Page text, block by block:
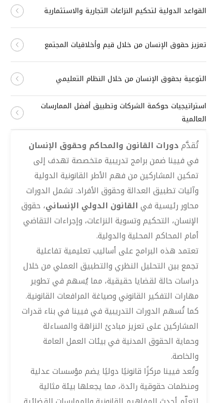
القواعد الدولية لتحكيم النزاعات التجارية والاستثمارية
تعزيز حقوق الإنسان من خلال قيم وأخلاقيات المجتمع
التوعية بحقوق الإنسان من خلال النظام التعليمي
استراتيجيات حوكمة الشركات وتطبيق أفضل الممارسات
العالمية
تُقدَّمدورات القانون والمحاكم وحقوق الإنسان
في فيينا ضمن برامج تدريبية متخصصة تهدف إلى
تمكين المشاركين من فهم الأطر القانونية الدولية
وآليات تطبيق العدالة وحقوق الأفراد. تشمل الدورات
محاور رئيسية فيالقانون الدولي الإنساني، حقوق
الإنسان، التحكيم وتسوية النزاعات، وإجراءات التقاضي
أمام المحاكم المحلية والدولية.
تعتمد هذه البرامج على أساليب تعليمية تفاعلية
تجمع بين التحليل النظري والتطبيق العملي من خلال
دراسات حالة لقضايا حقيقية، مما يُسهم في تطوير
مهارات التفكير القانوني وصياغة المرافعات القانونية.
كما تُسهم الدورات التدريبية في فيينا في بناء قدرات
المشاركين على تعزيز مبادئ النزاهة والمساءلة
وحماية الحقوق المدنية في بيئات العمل العامة
والخاصة.
وتُعد فيينا مركزًا قانونيًا دوليًا يضم مؤسسات عدلية
ومنظمات حقوقية رائدة، مما يجعلها بيئة مثالية